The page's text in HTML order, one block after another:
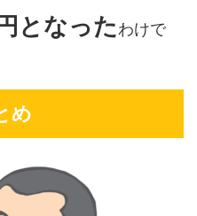
となったわけで
め